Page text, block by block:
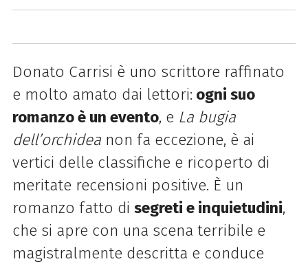
Donato Carrisi è uno scrittore raffinato
e molto amato dai lettori: ogni suo
romanzo è un evento, e La bugia
dell’orchideanon fa eccezione, è ai
vertici delle classifiche e ricoperto di
meritate recensioni positive. È un
romanzo fatto di segreti e inquietudini,
che si apre con una scena terribile e
magistralmente descritta e conduce